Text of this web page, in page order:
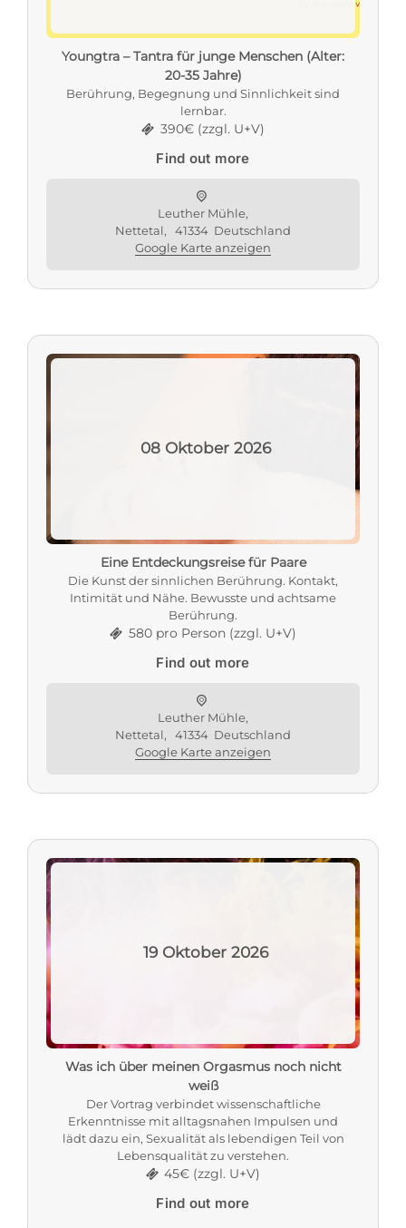
Youngtra – Tantra für junge Menschen (Alter:
20-35 Jahre)
Berührung, Begegnung und Sinnlichkeit sind
lernbar.
390€ (zzgl. U+V)
Find out more
Leuther Mühle,
Nettetal, 41334 Deutschland
Google Karte anzeigen
08 Oktober 2026
Eine Entdeckungsreise für Paare
Die Kunst der sinnlichen Berührung. Kontakt,
Intimität und Nähe. Bewusste und achtsame
Berührung.
580 pro Person (zzgl. U+V)
Find out more
Leuther Mühle,
Nettetal, 41334 Deutschland
Google Karte anzeigen
19 Oktober 2026
Was ich über meinen Orgasmus noch nicht
weiß
Der Vortrag verbindet wissenschaftliche
Erkenntnisse mit alltagsnahen Impulsen und
lädt dazu ein, Sexualität als lebendigen Teil von
Lebensqualität zu verstehen.
45€ (zzgl. U+V)
Find out more